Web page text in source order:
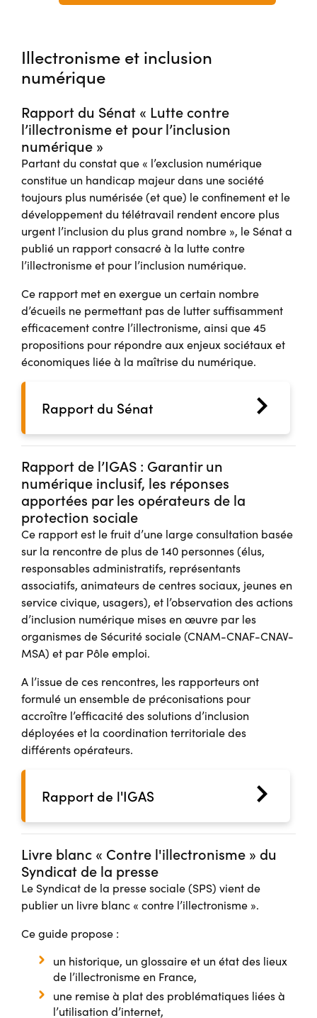
Illectronisme et inclusion
numérique
Rapport du Sénat « Lutte contre
l’illectronisme et pour l’inclusion
numérique »
Partant du constat que « l’exclusion numérique
constitue un handicap majeur dans une société
toujours plus numérisée (et que) le confinement et le
développement du télétravail rendent encore plus
urgent l’inclusion du plus grand nombre », le Sénat a
publié un rapport consacré à la lutte contre
l’illectronisme et pour l’inclusion numérique.
Ce rapport met en exergue un certain nombre
d’écueils ne permettant pas de lutter suffisamment
efficacement contre l’illectronisme, ainsi que 45
propositions pour répondre aux enjeux sociétaux et
économiques liée à la maîtrise du numérique.
Rapport du Sénat
Rapport de l’IGAS : Garantir un
numérique inclusif, les réponses
apportées par les opérateurs de la
protection sociale
Ce rapport est le fruit d’une large consultation basée
sur la rencontre de plus de 140 personnes (élus,
responsables administratifs, représentants
associatifs, animateurs de centres sociaux, jeunes en
service civique, usagers), et l’observation des actions
d’inclusion numérique mises en œuvre par les
organismes de Sécurité sociale (CNAM-CNAF-CNAV-
MSA) et par Pôle emploi.
A l’issue de ces rencontres, les rapporteurs ont
formulé un ensemble de préconisations pour
accroître l’efficacité des solutions d’inclusion
déployées et la coordination territoriale des
différents opérateurs.
Rapport de l'IGAS
Livre blanc « Contre l'illectronisme » du
Syndicat de la presse
Le Syndicat de la presse sociale (SPS) vient de
publier un livre blanc « contre l’illectronisme ».
Ce guide propose :
un historique, un glossaire et un état des lieux
de l’illectronisme en France,
une remise à plat des problématiques liées à
l’utilisation d’internet,